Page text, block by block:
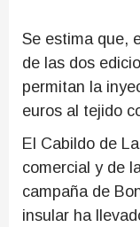
Se estima que,
de las dos
permitan la
euros al tejido
El Cabildo de
comercial y de
campaña de
insular ha